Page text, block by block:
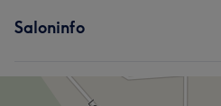
Saloninfo